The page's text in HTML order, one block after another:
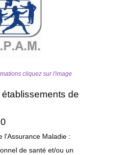
cliquez sur l'image
de
l'Assurance Maladie :
de santé et/ou un